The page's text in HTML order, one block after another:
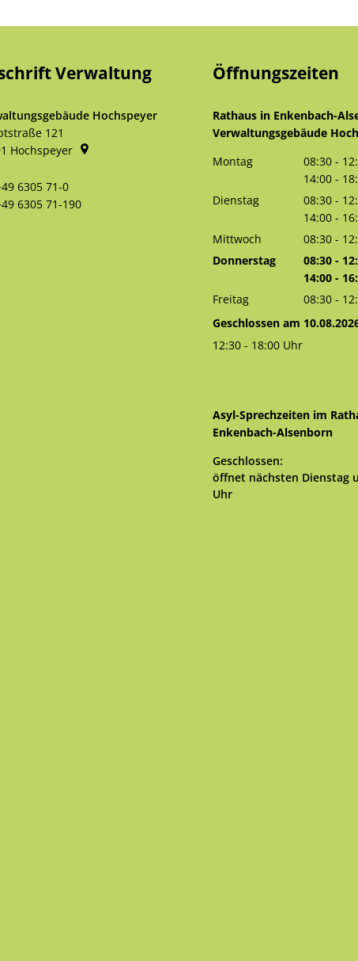
Verwaltung
Hochspeyer
121
Hochspeyer
6305 71-0
6305 71-190
Öffnungszeiten
Rathaus in Enkenbach-
Verwaltungsgebäude
Montag
08:30 -
Von 08:30
14:00 -
Von 14:00
Dienstag 08:30 -
Von 08:30
14:00 -
Von 14:00
Mittwoch 08:30 -
Von 08:30
Donnerstag 08:30 -
Von
14:00 -
Von 14:00
Freitag 08:30 -
Von 08:30
Geschlossen am
12:30 - 18:00 Uhr
Asyl-Sprechzeiten im
Enkenbach-Alsenborn
Klicken, um weitere
Geschlossen:
öffnet nächsten Dienstag
Uhr